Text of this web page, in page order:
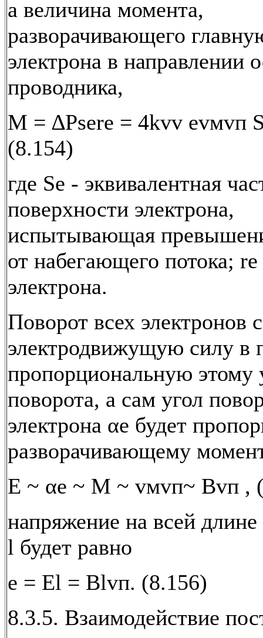
а величина момента,
разворачивающего
электрона в направлении
проводника,
М = ∆Psеrе = 4kvv еvмvп
(8.154)
где Sе - эквивалентная
поверхности электрона,
испытывающая
от набегающего потока;
электрона.
Поворот всех электронов
электродвижущую силу в
пропорциональную этому
поворота, а сам угол
электрона αе будет
разворачивающему
Е ~ αе ~ M ~ vмvп~ Bvп ,
напряжение на всей
l будет равно
е = El = Blvп. (8.156)
8.3.5. Взаимодействие